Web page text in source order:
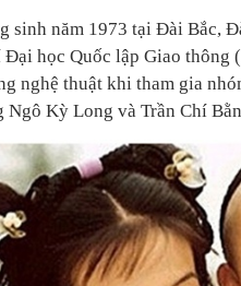
sinh năm 1973 tại Đài Bắc,
Đại học Quốc lập Giao thông
nghệ thuật khi tham gia
Ngô Kỳ Long và Trần Chí